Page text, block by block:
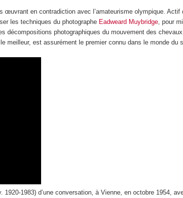
en contradiction avec l’amateurisme olympique.
les techniques du photographe Eadweard Muybridge, pour
décompositions photographiques du mouvement des
meilleur, est assurément le premier connu dans le monde du
1920-1983) d’une conversation, à Vienne, en octobre 1954,